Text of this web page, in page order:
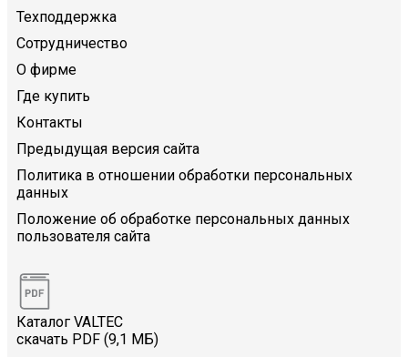
Техподдержка
Сотрудничество
О фирме
Где купить
Контакты
Предыдущая версия сайта
Политика в отношении обработки персональных
данных
Положение об обработке персональных данных
пользователя сайта
Каталог VALTEC
скачать PDF (9,1 МБ)